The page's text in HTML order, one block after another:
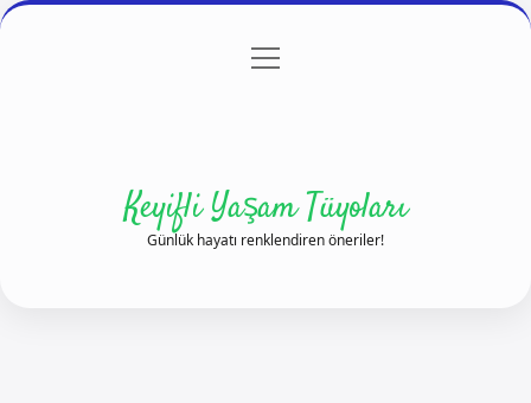
Gizlilik Politikası
menüyü
Keyifli Yaşam Tüyoları
Günlük hayatı renklendiren öneriler!